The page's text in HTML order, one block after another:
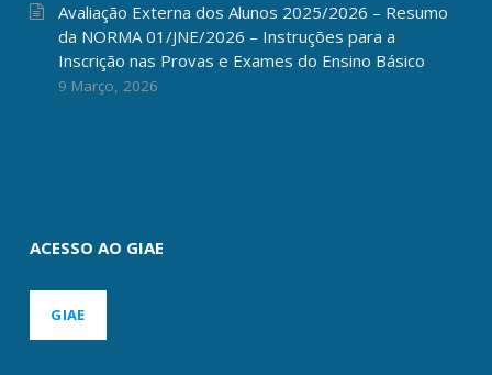
Avaliação Externa dos Alunos 2025/2026 – Resumo
da NORMA 01/JNE/2026 – Instruções para a
Inscrição nas Provas e Exames do Ensino Básico
9 Março, 2026
ACESSO AO GIAE
GIAE